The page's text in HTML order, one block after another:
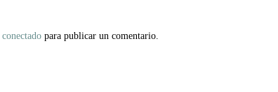
conectado para publicar un comentario.